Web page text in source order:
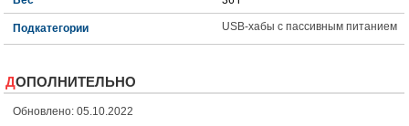
Подкатегории USB-хабы с пассивным питанием
ДОПОЛНИТЕЛЬНО
Обновлено: 05.10.2022